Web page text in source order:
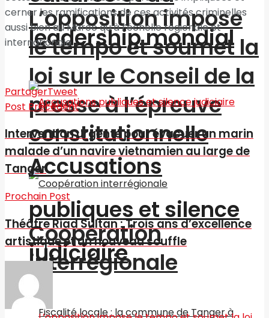
L’opposition impose
le tempo et soumet la
loi sur le Conseil de la
presse à l’épreuve
constitutionnelle
Coopération
interrégionale
leadership mondial
Accusations
publiques et silence
judiciaire
cerner les ramifications de ces activités criminelles
aussi bien au Maroc qu’à l’échelle régionale et
internationale.
PartagerTweet
Post Précédent
Intervention urgente pour évacuer un marin
malade d’un navire vietnamien au large de
Tanger
Prochain Post
Théâtre Riad Sultan : Trois ans d’excellence
artistique et un nouveau souffle